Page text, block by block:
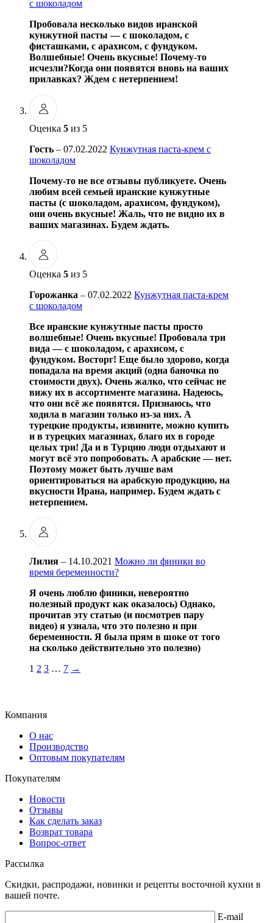
с шоколадом
Пробовала несколько видов иранской
кунжутной пасты — с шоколадом, с
фисташками, с арахисом, с фундуком.
Волшебные! Очень вкусные! Почему-то
исчезли?Когда они появятся вновь на ваших
прилавках? Ждем с нетерпением!
Оценка 5 из 5
Гость – 07.02.2022 Кунжутная паста-крем с
шоколадом
Почему-то не все отзывы публикуете. Очень
любим всей семьей иранские кунжутные
пасты (с шоколадом, арахисом, фундуком),
они очень вкусные! Жаль, что не видно их в
ваших магазинах. Будем ждать.
Оценка 5 из 5
Горожанка – 07.02.2022 Кунжутная паста-крем
с шоколадом
Все иранские кунжутные пасты просто
волшебные! Очень вкусные! Пробовала три
вида — с шоколадом, с арахисом, с
фундуком. Восторг! Еще было здорово, когда
попадала на время акций (одна баночка по
стоимости двух). Очень жалко, что сейчас не
вижу их в ассортименте магазина. Надеюсь,
что они всё же появятся. Признаюсь, что
ходила в магазин только из-за них. А
турецкие продукты, извините, можно купить
и в турецких магазинах, благо их в городе
целых три! Да и в Турцию люди отдыхают и
могут всё это попробовать. А арабские — нет.
Поэтому может быть лучше вам
ориентироваться на арабскую продукцию, на
вкусности Ирана, например. Будем ждать с
нетерпением.
Лилия – 14.10.2021 Можно ли финики во
время беременности?
Я очень люблю финики, невероятно
полезный продукт как оказалось) Однако,
прочитав эту статью (и посмотрев пару
видео) я узнала, что это полезно и при
беременности. Я была прям в шоке от того
на сколько действительно это полезно)
1 2 3 … 7 →
Компания
О нас
Производство
Оптовым покупателям
Покупателям
Новости
Отзывы
Как сделать заказ
Возврат товара
Вопрос-ответ
Рассылка
Скидки, распродажи, новинки и рецепты восточной кухни в
вашей почте.
E-mail